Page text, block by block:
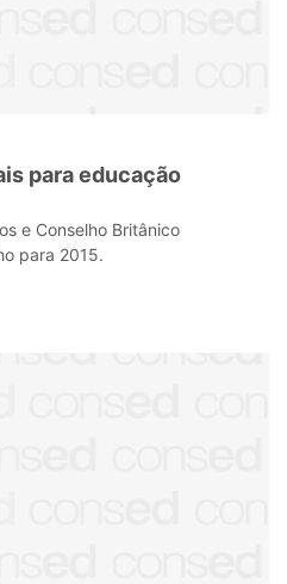
para educação
e Conselho Britânico
para 2015.